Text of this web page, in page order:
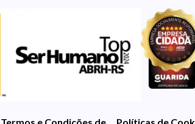
Termos e Condições de UsoPolíticas de